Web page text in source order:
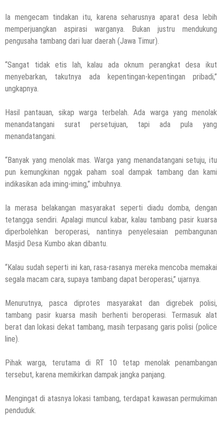
Ia mengecam tindakan itu, karena seharusnya aparat desa lebih
memperjuangkan aspirasi warganya. Bukan justru mendukung
pengusaha tambang dari luar daerah (Jawa Timur).
“Sangat tidak etis lah, kalau ada oknum perangkat desa ikut
menyebarkan, takutnya ada kepentingan-kepentingan pribadi,”
ungkapnya.
Hasil pantauan, sikap warga terbelah. Ada warga yang menolak
menandatangani surat persetujuan, tapi ada pula yang
menandatangani.
“Banyak yang menolak mas. Warga yang menandatangani setuju, itu
pun kemungkinan nggak paham soal dampak tambang dan kami
indikasikan ada iming-iming,” imbuhnya.
Ia merasa belakangan masyarakat seperti diadu domba, dengan
tetangga sendiri. Apalagi muncul kabar, kalau tambang pasir kuarsa
diperbolehkan beroperasi, nantinya penyelesaian pembangunan
Masjid Desa Kumbo akan dibantu.
“Kalau sudah seperti ini kan, rasa-rasanya mereka mencoba memakai
segala macam cara, supaya tambang dapat beroperasi,” ujarnya.
Menurutnya, pasca diprotes masyarakat dan digrebek polisi,
tambang pasir kuarsa masih berhenti beroperasi. Termasuk alat
berat dan lokasi dekat tambang, masih terpasang garis polisi (police
line).
Pihak warga, terutama di RT 10 tetap menolak penambangan
tersebut, karena memikirkan dampak jangka panjang.
Mengingat di atasnya lokasi tambang, terdapat kawasan permukiman
penduduk.